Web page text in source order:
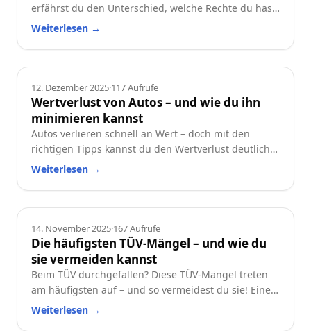
erfährst du den Unterschied, welche Rechte du hast
und worauf du beim Neu- oder Gebrauchtwagen
Weiterlesen →
Ratgeber
12. Dezember 2025·117Aufrufe
Wertverlust von Autos – und wie du ihn
minimieren kannst
Autos verlieren schnell an Wert – doch mit den
richtigen Tipps kannst du den Wertverlust deutlich
reduzieren. Erfahre, welche Faktoren besonders
wertstabil hältst.
Weiterlesen →
Ratgeber
14. November 2025·167Aufrufe
Die häufigsten TÜV-Mängel – und wie du
sie vermeiden kannst
Beim TÜV durchgefallen? Diese TÜV-Mängel treten
am häufigsten auf – und so vermeidest du sie! Eine
praktische Checkliste für alle Autofahrer.
Weiterlesen →